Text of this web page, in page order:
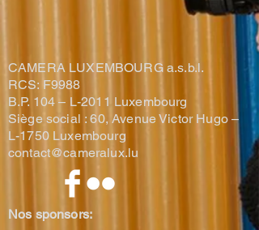
CAMERA LUXEMBOURG a.s.b.l.
RCS: F9988
B.P. 104 – L-2011 Luxembourg
Siège social : 60, Avenue Victor Hugo –
L-1750 Luxembourg
contact@cameralux.lu
Nos sponsors: